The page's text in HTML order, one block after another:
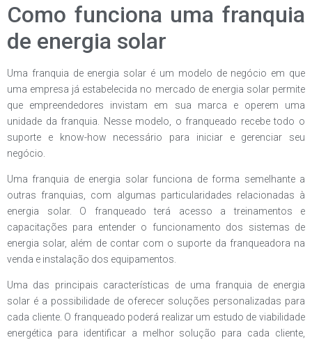
Como funciona uma franquia
de energia solar
Uma franquia de energia solar é um modelo de negócio em que
uma empresa já estabelecida no mercado de energia solar permite
que empreendedores invistam em sua marca e operem uma
unidade da franquia. Nesse modelo, o franqueado recebe todo o
suporte e know-how necessário para iniciar e gerenciar seu
negócio.
Uma franquia de energia solar funciona de forma semelhante a
outras franquias, com algumas particularidades relacionadas à
energia solar. O franqueado terá acesso a treinamentos e
capacitações para entender o funcionamento dos sistemas de
energia solar, além de contar com o suporte da franqueadora na
venda e instalação dos equipamentos.
Uma das principais características de uma franquia de energia
solar é a possibilidade de oferecer soluções personalizadas para
cada cliente. O franqueado poderá realizar um estudo de viabilidade
energética para identificar a melhor solução para cada cliente,